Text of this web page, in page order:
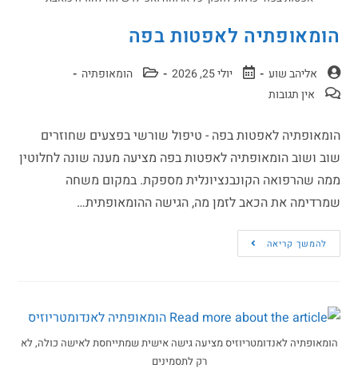
הומאופתיה לאפטות בפה
אליהב שוע יולי 25, 2026
הומאופתיה
אין תגובות
הומאופתיה לאפטות בפה - טיפול שורשי בפצעים שחוזרים
שוב ושוב הומאופתיה לאפטות בפה מציעה מענה שונה לחלוטין
ממה שהרפואה הקונבנציונלית מספקת. במקום משחה
שמרדימה את הכאב לזמן מה, הגישה ההומאופתית…
להמשך קריאה
הומאופתיה לאנדומטריוזיס מציעה גישה אישית שמתייחסת לאישה כולה, לא
רק לתסמינים